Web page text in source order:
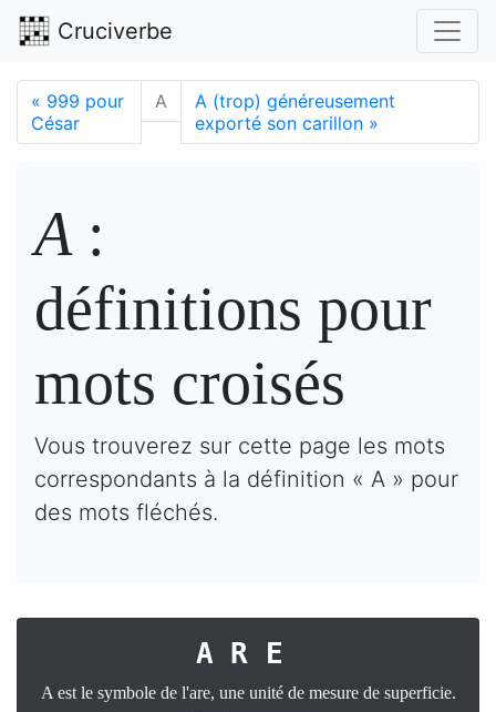
Cruciverbe
« 999 pour
César
A
A (trop) généreusement
exporté son carillon »
A:
définitions pour
mots croisés
Vous trouverez sur cette page les mots
correspondants à la définition « A » pour
des mots fléchés.
ARE
A est le symbole de l'are, une unité de mesure de superficie.